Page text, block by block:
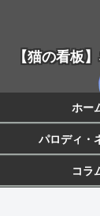
【猫の看板
ホー
パロディ・
コラ